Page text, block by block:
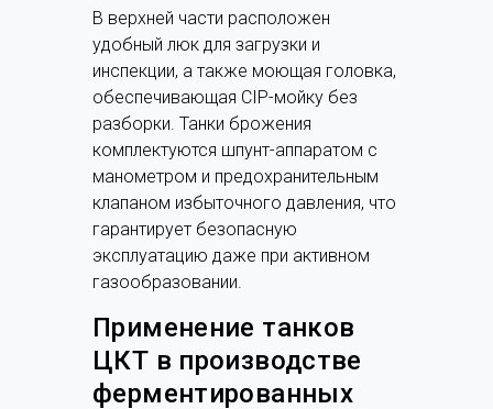
Применение танков
ЦКТ в производстве
ферментированных
В верхней части расположен
удобный люк для загрузки и
инспекции, а также моющая головка,
обеспечивающая CIP-мойку без
разборки. Танки брожения
комплектуются шпунт-аппаратом с
манометром и предохранительным
клапаном избыточного давления, что
гарантирует безопасную
эксплуатацию даже при активном
газообразовании.